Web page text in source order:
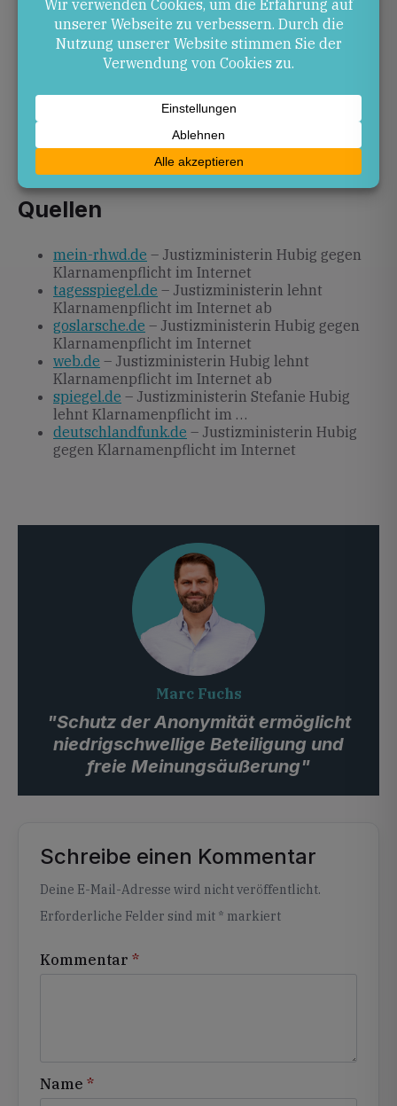
Ausblick
Die Debatte wird weitergehen. Zukünftige
Gesetzgebungsverfahren werden prüfen müssen, wie
Meinungsfreiheit und Datenschutz mit der
Verfolgung strafbarer Inhalte in Einklang gebracht
werden können, ohne Grundrechte
unverhältnismäßig einzuschränken.
Quellen
mein-rhwd.de – Justizministerin Hubig gegen
Klarnamenpflicht im Internet
tagesspiegel.de – Justizministerin lehnt
Klarnamenpflicht im Internet ab
goslarsche.de – Justizministerin Hubig gegen
Klarnamenpflicht im Internet
web.de – Justizministerin Hubig lehnt
Klarnamenpflicht im Internet ab
spiegel.de – Justizministerin Stefanie Hubig
lehnt Klarnamenpflicht im …
deutschlandfunk.de – Justizministerin Hubig
gegen Klarnamenpflicht im Internet
Marc Fuchs
"Schutz der Anonymität ermöglicht
niedrigschwellige Beteiligung und
freie Meinungsäußerung"
Schreibe einen Kommentar
Deine E-Mail-Adresse wird nicht veröffentlicht.
Erforderliche Felder sind mit * markiert
Kommentar *
Name *
Alternative: